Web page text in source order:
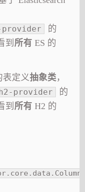
的
到 所有ES 的
表定义抽象类，
provider 的
到 所有H2 的